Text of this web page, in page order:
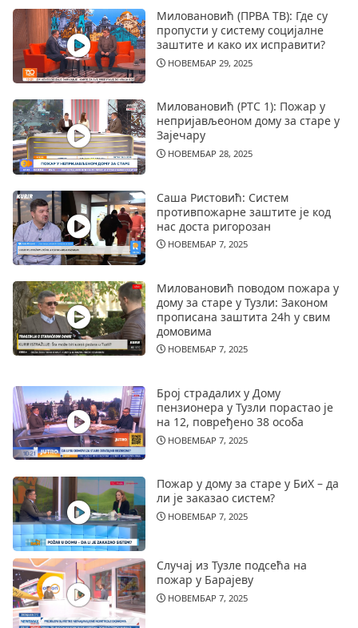
Миловановић (ПРВА ТВ): Где су
пропусти у систему социјалне
заштите и како их исправити?
НОВЕМБАР 29, 2025
Миловановић (РТС 1): Пожар у
непријављеоном дому за старе у
Зајечару
НОВЕМБАР 28, 2025
Саша Ристовић: Систем
противпожарне заштите је код
нас доста ригорозан
НОВЕМБАР 7, 2025
Миловановић поводом пожара у
дому за старе у Тузли: Законом
прописана заштита 24h у свим
домовима
НОВЕМБАР 7, 2025
Број страдалих у Дому
пензионера у Тузли порастао је
на 12, повређено 38 особа
НОВЕМБАР 7, 2025
Пожар у дому за старе у БиХ – да
ли је заказао систем?
НОВЕМБАР 7, 2025
Случај из Тузле подсећа на
пожар у Барајеву
НОВЕМБАР 7, 2025